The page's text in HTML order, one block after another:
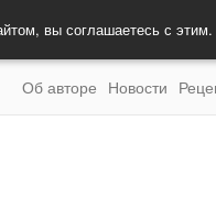
вы соглашаетесь с этим.
Об авторе Новости